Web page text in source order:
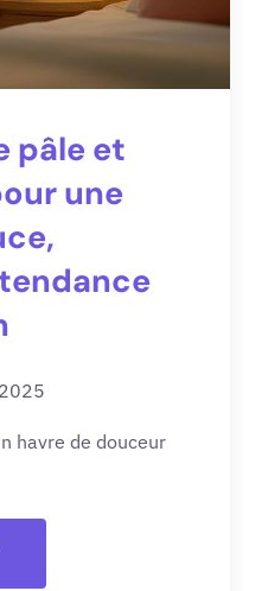
pâle et
une
havre de douceur